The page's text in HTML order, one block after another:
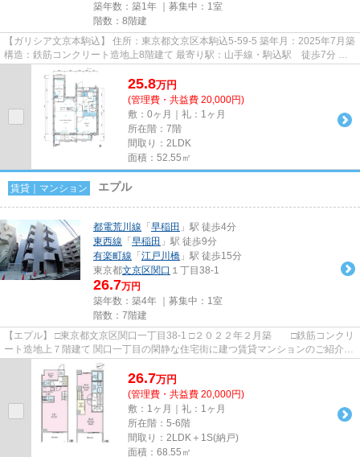
築年数：築1年 ｜募集中： 1室
階数：8階建
【ガリシア文京本駒込】 住所：東京都文京区本駒込5-59-5 築年月：2025年7月築
構造：鉄筋コンクリート造地上8階建て 最寄り駅：山手線・駒込駅 徒歩7分 学
区：昭和小学校・第九中学...
25.8万円
(管理費・共益費 20,000円)
敷：0ヶ月｜礼：1ヶ月
所在階：7階
間取り：2LDK
面積：52.55㎡
賃貸｜マンション エプル
都電荒川線 「 早稲田 」駅 徒歩4分
東西線 「 早稲田 」駅 徒歩9分
有楽町線 「 江戸川橋 」駅 徒歩15分
東京都文京区関口 １丁目38-1
26.7万円
築年数：築4年 ｜募集中： 1室
階数：7階建
【エプル】 □東京都文京区関口一丁目38-1 □２０２２年２月築 □鉄筋コンクリ
ート造地上７階建て 関口一丁目の閑静な住宅街に建つ賃貸マンションのご紹介で
す！ 外観はホワイトを...
26.7万円
(管理費・共益費 20,000円)
敷：1ヶ月｜礼：1ヶ月
所在階：5-6階
間取り：2LDK＋1S(納戸)
面積：68.55㎡